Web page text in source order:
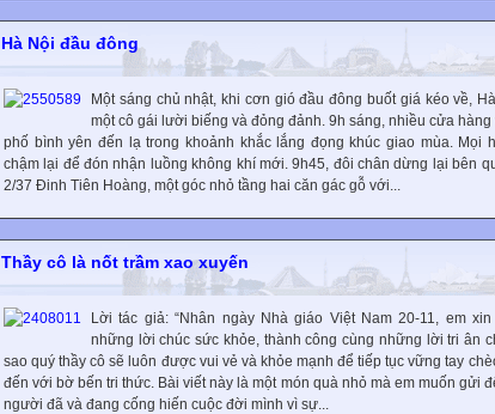
Hà Nội đầu đông
Một sáng chủ nhật, khi cơn gió đầu đông buốt giá kéo về,
một cô gái lười biếng và đỏng đảnh. 9h sáng, nhiều cửa hàng
phố bình yên đến lạ trong khoảnh khắc lắng đọng khúc giao mùa. Mọi
chậm lại để đón nhận luồng không khí mới. 9h45, đôi chân dừng lại bên
2/37 Đinh Tiên Hoàng, một góc nhỏ tầng hai căn gác gỗ với...
Thầy cô là nốt trầm xao xuyến
Lời tác giả: “Nhân ngày Nhà giáo Việt Nam 20-11, em
những lời chúc sức khỏe, thành công cùng những lời tri ân
sao quý thầy cô sẽ luôn được vui vẻ và khỏe mạnh để tiếp tục vững tay
đến với bờ bến tri thức. Bài viết này là một món quà nhỏ mà em muốn gửi
người đã và đang cống hiến cuộc đời mình vì sự...